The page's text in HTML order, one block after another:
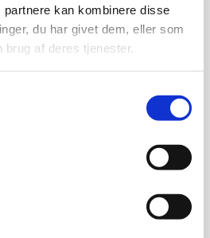
kan kombinere disse
du har givet dem, eller som
brug af deres tjenester.